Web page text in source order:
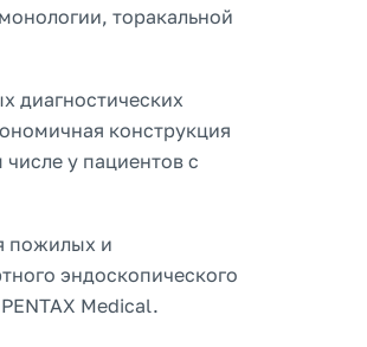
торакальной
диагностических
конструкция
у пациентов с
пожилых и
эндоскопического
Medical.